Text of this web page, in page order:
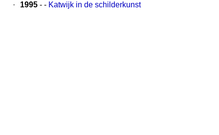
·
1995- - Katwijk in de schilderkunst